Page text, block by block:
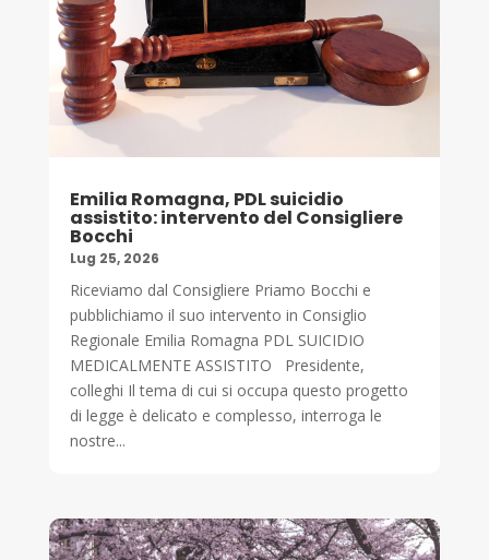
Emilia Romagna, PDL suicidio
assistito: intervento del Consigliere
Bocchi
Lug 25, 2026
Riceviamo dal Consigliere Priamo Bocchi e
pubblichiamo il suo intervento in Consiglio
Regionale Emilia Romagna PDL SUICIDIO
MEDICALMENTE ASSISTITO Presidente,
colleghi Il tema di cui si occupa questo progetto
di legge è delicato e complesso, interroga le
nostre...